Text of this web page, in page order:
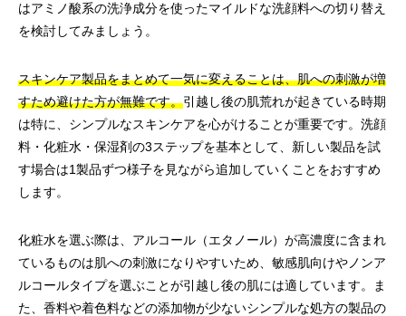
はアミノ酸系の洗浄成分を使ったマイルドな洗顔料への切り替え
を検討してみましょう。
スキンケア製品をまとめて一気に変えることは、肌への刺激が増
すため避けた方が無難です。引越し後の肌荒れが起きている時期
は特に、シンプルなスキンケアを心がけることが重要です。洗顔
料・化粧水・保湿剤の3ステップを基本として、新しい製品を試
す場合は1製品ずつ様子を見ながら追加していくことをおすすめ
します。
化粧水を選ぶ際は、アルコール（エタノール）が高濃度に含まれ
ているものは肌への刺激になりやすいため、敏感肌向けやノンア
ルコールタイプを選ぶことが引越し後の肌には適しています。ま
た、香料や着色料などの添加物が少ないシンプルな処方の製品の